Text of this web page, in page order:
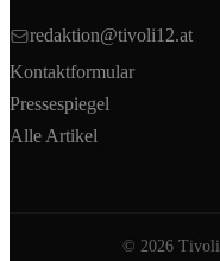
redaktion@tivoli12.at
Kontaktformular
Pressespiegel
Alle Artikel
© 2026